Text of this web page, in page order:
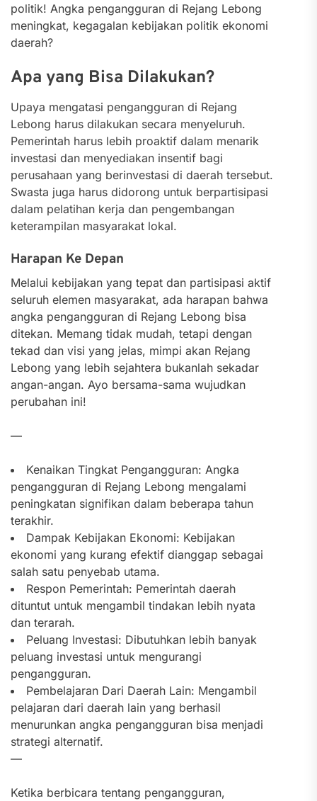
politik! Angka pengangguran di Rejang Lebong
meningkat, kegagalan kebijakan politik ekonomi
daerah?
Apa yang Bisa Dilakukan?
Upaya mengatasi pengangguran di Rejang
Lebong harus dilakukan secara menyeluruh.
Pemerintah harus lebih proaktif dalam menarik
investasi dan menyediakan insentif bagi
perusahaan yang berinvestasi di daerah tersebut.
Swasta juga harus didorong untuk berpartisipasi
dalam pelatihan kerja dan pengembangan
keterampilan masyarakat lokal.
Harapan Ke Depan
Melalui kebijakan yang tepat dan partisipasi aktif
seluruh elemen masyarakat, ada harapan bahwa
angka pengangguran di Rejang Lebong bisa
ditekan. Memang tidak mudah, tetapi dengan
tekad dan visi yang jelas, mimpi akan Rejang
Lebong yang lebih sejahtera bukanlah sekadar
angan-angan. Ayo bersama-sama wujudkan
perubahan ini!
—
Kenaikan Tingkat Pengangguran: Angka
pengangguran di Rejang Lebong mengalami
peningkatan signifikan dalam beberapa tahun
terakhir.
Dampak Kebijakan Ekonomi: Kebijakan
ekonomi yang kurang efektif dianggap sebagai
salah satu penyebab utama.
Respon Pemerintah: Pemerintah daerah
dituntut untuk mengambil tindakan lebih nyata
dan terarah.
Peluang Investasi: Dibutuhkan lebih banyak
peluang investasi untuk mengurangi
pengangguran.
Pembelajaran Dari Daerah Lain: Mengambil
pelajaran dari daerah lain yang berhasil
menurunkan angka pengangguran bisa menjadi
strategi alternatif.
—
Ketika berbicara tentang pengangguran,